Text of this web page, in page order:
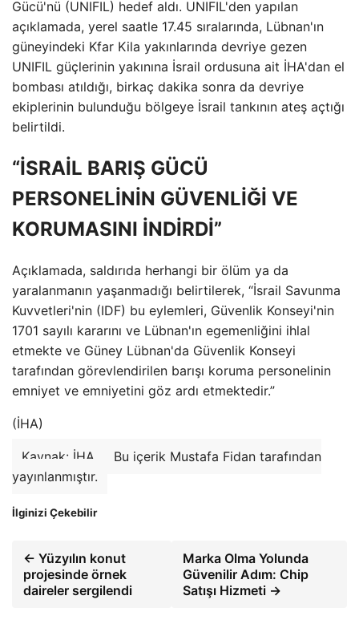
Gücü'nü (UNIFIL) hedef aldı. UNIFIL'den yapılan
açıklamada, yerel saatle 17.45 sıralarında, Lübnan'ın
güneyindeki Kfar Kila yakınlarında devriye gezen
UNIFIL güçlerinin yakınına İsrail ordusuna ait İHA'dan el
bombası atıldığı, birkaç dakika sonra da devriye
ekiplerinin bulunduğu bölgeye İsrail tankının ateş açtığı
belirtildi.
“İSRAİL BARIŞ GÜCÜ
PERSONELİNİN GÜVENLİĞİ VE
KORUMASINI İNDİRDİ”
Açıklamada, saldırıda herhangi bir ölüm ya da
yaralanmanın yaşanmadığı belirtilerek, “İsrail Savunma
Kuvvetleri'nin (IDF) bu eylemleri, Güvenlik Konseyi'nin
1701 sayılı kararını ve Lübnan'ın egemenliğini ihlal
etmekte ve Güney Lübnan'da Güvenlik Konseyi
tarafından görevlendirilen barışı koruma personelinin
emniyet ve emniyetini göz ardı etmektedir.”
(İHA)
Kaynak: İHA
Bu içerik Mustafa Fidan tarafından
yayınlanmıştır.
İlginizi Çekebilir
← Yüzyılın konut
projesinde örnek
daireler sergilendi
Marka Olma Yolunda
Güvenilir Adım: Chip
Satışı Hizmeti →